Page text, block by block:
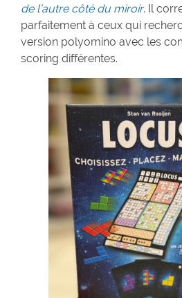
de l’autre côté du miroir. Il
parfaitement à ceux qui
version polyomino avec les
scoring différentes.